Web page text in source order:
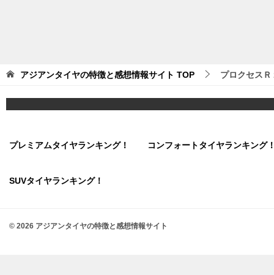
アジアンタイヤの特徴と感想情報サイト TOP プロクセスＲ
プレミアムタイヤランキング！ コンフォートタイヤランキング
SUVタイヤランキング！
© 2026 アジアンタイヤの特徴と感想情報サイト